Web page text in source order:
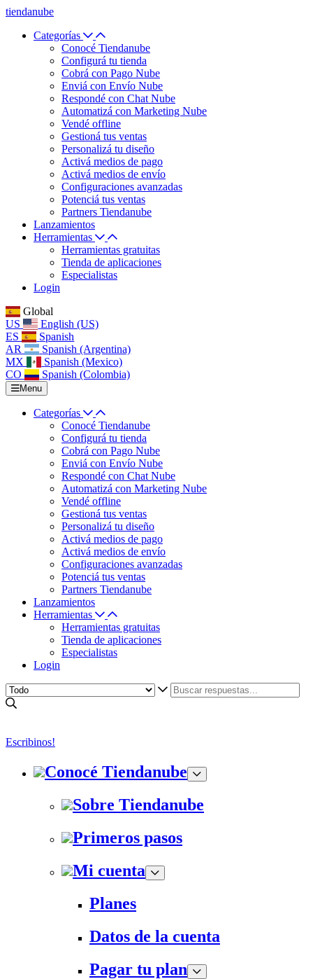
tiendanube
Categorías
Conocé Tiendanube
Configurá tu tienda
Cobrá con Pago Nube
Enviá con Envío Nube
Respondé con Chat Nube
Automatizá con Marketing Nube
Vendé offline
Gestioná tus ventas
Personalizá tu diseño
Activá medios de pago
Activá medios de envío
Configuraciones avanzadas
Potenciá tus ventas
Partners Tiendanube
Lanzamientos
Herramientas
Herramientas gratuitas
Tienda de aplicaciones
Especialistas
Login
Global
US
English (US)
ES
Spanish
AR
Spanish (Argentina)
MX
Spanish (Mexico)
CO
Spanish (Colombia)
Menu
Categorías
Conocé Tiendanube
Configurá tu tienda
Cobrá con Pago Nube
Enviá con Envío Nube
Respondé con Chat Nube
Automatizá con Marketing Nube
Vendé offline
Gestioná tus ventas
Personalizá tu diseño
Activá medios de pago
Activá medios de envío
Configuraciones avanzadas
Potenciá tus ventas
Partners Tiendanube
Lanzamientos
Herramientas
Herramientas gratuitas
Tienda de aplicaciones
Especialistas
Login
Escribinos!
Conocé Tiendanube
Sobre Tiendanube
Primeros pasos
Mi cuenta
Planes
Datos de la cuenta
Pagar tu plan